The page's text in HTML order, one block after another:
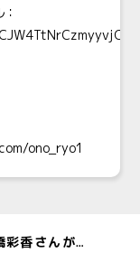
ono_ryo1
人気声優・大橋彩香さんがハト役に！「誹謗中傷はご法度（ハット）です！」 SNS誹謗中傷問題対策を『秘密結社 鷹の爪』と共に学ぶ 総務省「鷹の爪団の#NoHeartNoSNS大作戦」アニメを公開！